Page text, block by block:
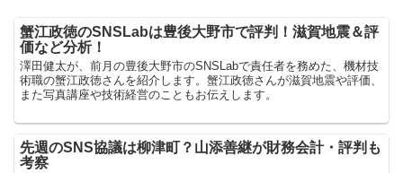
蟹江政徳のSNSLabは豊後大野市で評判！滋賀地震＆評
価など分析！
澤田健太が、前月の豊後大野市のSNSLabで責任者を務めた、機材技
術職の蟹江政徳さんを紹介します。蟹江政徳さんが滋賀地震や評価、
また写真講座や技術経営のこともお伝えします。
先週のSNS協議は柳津町？山添善継が財務会計・評判も
考察